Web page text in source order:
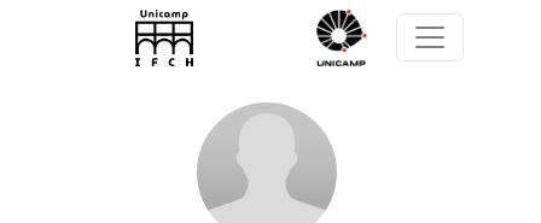
Pular para o conteúdo principal